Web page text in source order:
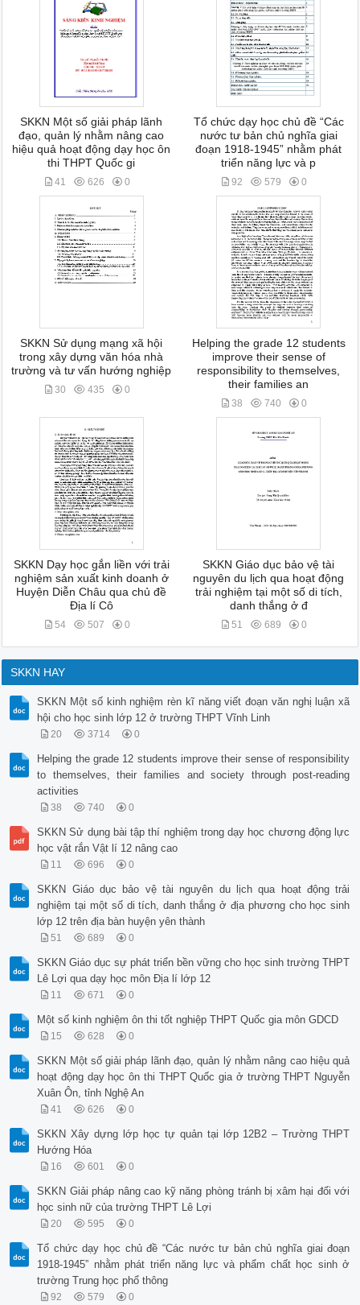
SKKN Một số giải pháp lãnh
đạo, quản lý nhằm nâng cao
hiệu quả hoạt động dạy học ôn
thi THPT Quốc gi
41 626 0
Tổ chức dạy học chủ đề “Các
nước tư bản chủ nghĩa giai
đoạn 1918-1945” nhằm phát
triển năng lực và p
92 579 0
SKKN Sử dụng mạng xã hội
trong xây dựng văn hóa nhà
trường và tư vấn hướng nghiệp
30 435 0
Helping the grade 12 students
improve their sense of
responsibility to themselves,
their families an
38 740 0
SKKN Dạy học gắn liền với trải
nghiệm sản xuất kinh doanh ở
Huyện Diễn Châu qua chủ đề
Địa lí Cô
54 507 0
SKKN Giáo dục bảo vệ tài
nguyên du lịch qua hoạt động
trải nghiệm tại một số di tích,
danh thắng ở đ
51 689 0
SKKN HAY
SKKN Một số kinh nghiệm rèn kĩ năng viết đoạn văn nghị luận xã
hội cho học sinh lớp 12 ở trường THPT Vĩnh Linh
20 3714 0
Helping the grade 12 students improve their sense of responsibility
to themselves, their families and society through post-reading
activities
38 740 0
SKKN Sử dụng bài tập thí nghiệm trong dạy học chương động lực
học vật rắn Vật lí 12 nâng cao
11 696 0
SKKN Giáo dục bảo vệ tài nguyên du lịch qua hoạt động trải
nghiệm tại một số di tích, danh thắng ở địa phương cho học sinh
lớp 12 trên địa bàn huyện yên thành
51 689 0
SKKN Giáo dục sự phát triển bền vững cho học sinh trường THPT
Lê Lợi qua dạy học môn Địa lí lớp 12
11 671 0
Một số kinh nghiệm ôn thi tốt nghiệp THPT Quốc gia môn GDCD
15 628 0
SKKN Một số giải pháp lãnh đạo, quản lý nhằm nâng cao hiệu quả
hoạt động dạy học ôn thi THPT Quốc gia ở trường THPT Nguyễn
Xuân Ôn, tỉnh Nghệ An
41 626 0
SKKN Xây dựng lớp học tự quản tại lớp 12B2 – Trường THPT
Hướng Hóa
16 601 0
SKKN Giải pháp nâng cao kỹ năng phòng tránh bị xâm hại đối với
học sinh nữ của trường THPT Lê Lợi
20 595 0
Tổ chức dạy học chủ đề “Các nước tư bản chủ nghĩa giai đoạn
1918-1945” nhằm phát triển năng lực và phẩm chất học sinh ở
trường Trung học phổ thông
92 579 0